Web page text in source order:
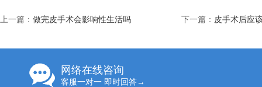
上一篇： 做完皮手术会影响性生活吗 下一篇： 皮手术后应
网络在线咨询
客服一对一 即时回答→